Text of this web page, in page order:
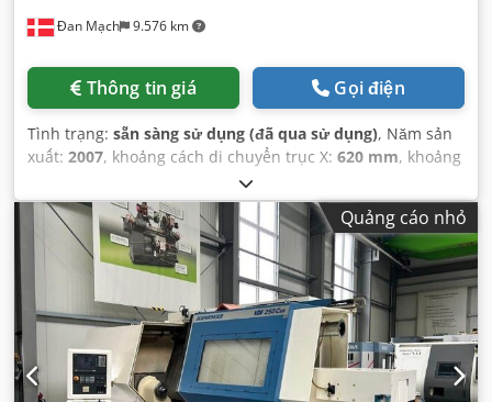
Đan Mạch 9.576 km
Thông tin giá Gọi điện
Tình trạng: sẵn sàng sử dụng (đã qua sử dụng), Năm sản
xuất: 2007, khoảng cách di chuyển trục X: 620 mm, khoảng
2.000 mm
đa):110 mm, nhà sản xuất bộ điều khiển:SIEMENS, mô
hình bộ điều khiển:840D, số lượng trục:3 Quảng cáo nhỏ